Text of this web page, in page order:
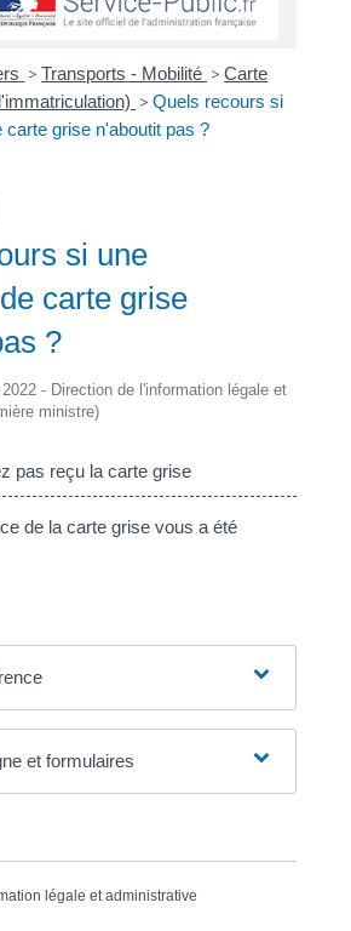
> Transports - Mobilité > Carte
> Quels recours si
carte grise n'aboutit pas ?
si une
carte grise
?
- Direction de l'information légale et
ministre)
pas reçu la carte grise
de la carte grise vous a été
et formulaires
légale et administrative